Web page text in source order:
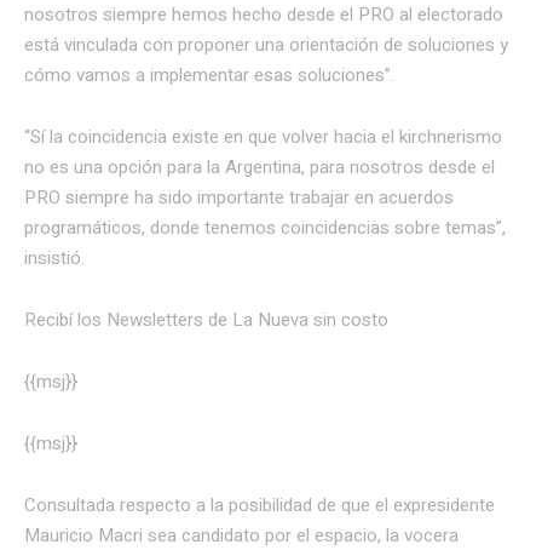
nosotros siempre hemos hecho desde el PRO al electorado
está vinculada con proponer una orientación de soluciones y
cómo vamos a implementar esas soluciones”.
“Sí la coincidencia existe en que volver hacia el kirchnerismo
no es una opción para la Argentina, para nosotros desde el
PRO siempre ha sido importante trabajar en acuerdos
programáticos, donde tenemos coincidencias sobre temas”,
insistió.
Recibí los Newsletters de La Nueva sin costo
{{msj}}
{{msj}}
Consultada respecto a la posibilidad de que el expresidente
Mauricio Macri sea candidato por el espacio, la vocera